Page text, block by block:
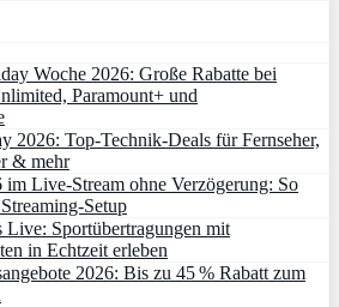
Woche 2026: Große Rabatte bei
Paramount+ und
2026: Top-Technik-Deals für Fernseher,
& mehr
Live-Stream ohne Verzögerung: So
Setup
Live: Sportübertragungen mit
in Echtzeit erleben
2026: Bis zu 45 % Rabatt zum